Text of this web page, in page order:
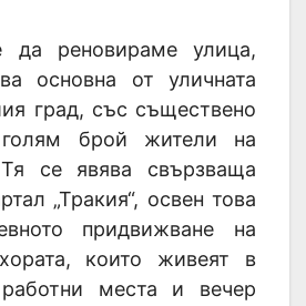
да реновираме улица,
основна от уличната
град, със съществено
голям брой жители на
се явява свързваща
„Тракия“, освен това
придвижване на
които живеят в
места и вечер